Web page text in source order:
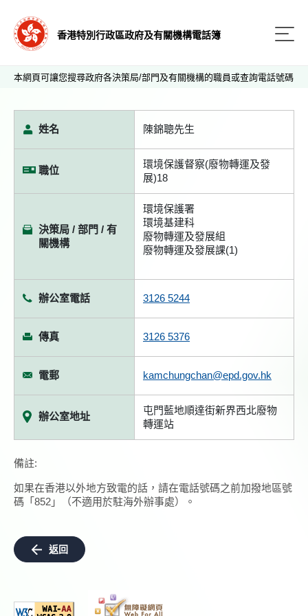
香港特別行政區政府及有關機構電話簿
本網頁可讓您搜尋政府各決策局/部門及有關機構的職員或查詢電話號碼
姓名 陳錦聰先生
職位
環境保護督察(廢物轉運及發
展)18
決策局 / 部門 / 有
關機構
環境保護署
環境基建科
廢物轉運及發展組
廢物轉運及發展課(1)
辦公室電話 3126 5244
傳真 3126 5376
電郵 kamchungchan@epd.gov.hk
辦公室地址
屯門藍地順達街新界西北廢物
轉運站
備註:
如果在香港以外地方致電的話，請在電話號碼之前加撥地區號
碼「852」（不適用於駐海外辦事處）。
返回